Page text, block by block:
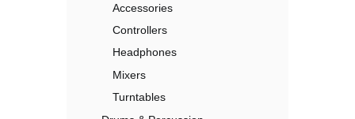
Accessories
Controllers
Headphones
Mixers
Turntables